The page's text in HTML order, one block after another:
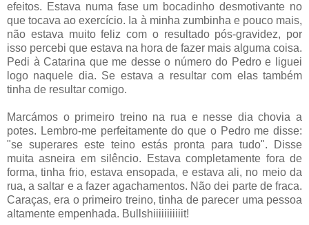
efeitos. Estava numa fase um bocadinho desmotivante no
que tocava ao exercício. Ia à minha zumbinha e pouco mais,
não estava muito feliz com o resultado pós-gravidez, por
isso percebi que estava na hora de fazer mais alguma coisa.
Pedi à Catarina que me desse o número do Pedro e liguei
logo naquele dia. Se estava a resultar com elas também
tinha de resultar comigo.
Marcámos o primeiro treino na rua e nesse dia chovia a
potes. Lembro-me perfeitamente do que o Pedro me disse:
"se superares este teino estás pronta para tudo". Disse
muita asneira em silêncio. Estava completamente fora de
forma, tinha frio, estava ensopada, e estava ali, no meio da
rua, a saltar e a fazer agachamentos. Não dei parte de fraca.
Caraças, era o primeiro treino, tinha de parecer uma pessoa
altamente empenhada. Bullshiiiiiiiiiiit!